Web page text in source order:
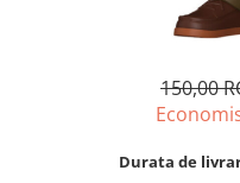
150,00
Durata de